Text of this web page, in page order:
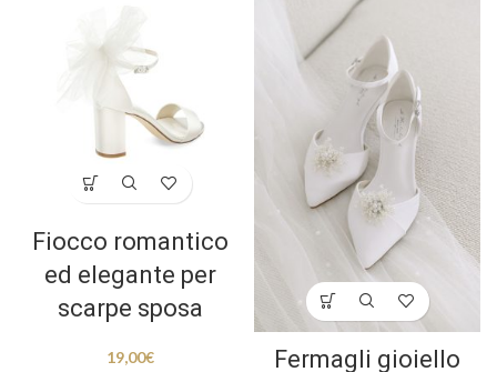
Fiocco romantico
ed elegante per
scarpe sposa
19,00€
Fermagli gioiello